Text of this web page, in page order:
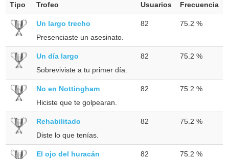
Tipo Trofeo Usuarios Frecuencia
Un largo trecho
Presenciaste un asesinato.
82 75.2 %
Un día largo
Sobreviviste a tu primer día.
82 75.2 %
No en Nottingham
Hiciste que te golpearan.
82 75.2 %
Rehabilitado
Diste lo que tenías.
82 75.2 %
El ojo del huracán
82 75.2 %